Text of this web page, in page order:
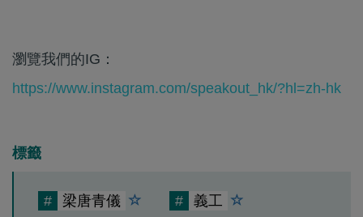
瀏覽我們的IG：
https://www.instagram.com/speakout_hk/?hl=zh-hk
標籤
# 梁唐青儀 # 義工